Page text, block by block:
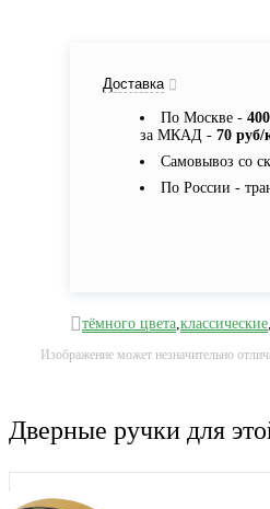
Доставка
По Москве -
за МКАД - 70 руб/
Самовывоз со
По России -
тёмного цвета,классические,
Изображение может незначительно
Дверные ручки для